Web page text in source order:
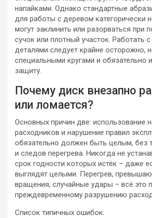
напайками. Однако стандартные
для работы с деревом категорически
могут заклинить или разорваться при
сучок или плотный участок. Работать
деталями следует крайне осторожно,
специальными кругами и обязательно
защиту.
Почему диск внезапно
или ломается?
Основных причин две: использование
расходников и нарушение правил
обязательно должен быть целым, без
и следов перегрева. Никогда не
срок годности которых истёк – даже
выглядят целыми. Перегрев,
вращения, случайные удары – всё это
преждевременному разрушению
Список типичных ошибок: